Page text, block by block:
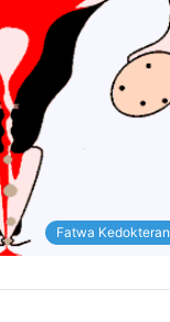
Fatwa Kedokteran